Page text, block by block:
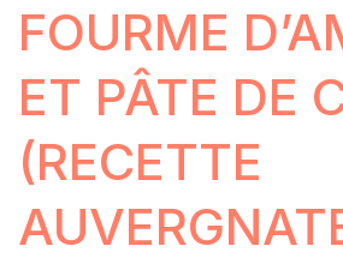
FOURME
ET PÂTE DE
(RECETTE